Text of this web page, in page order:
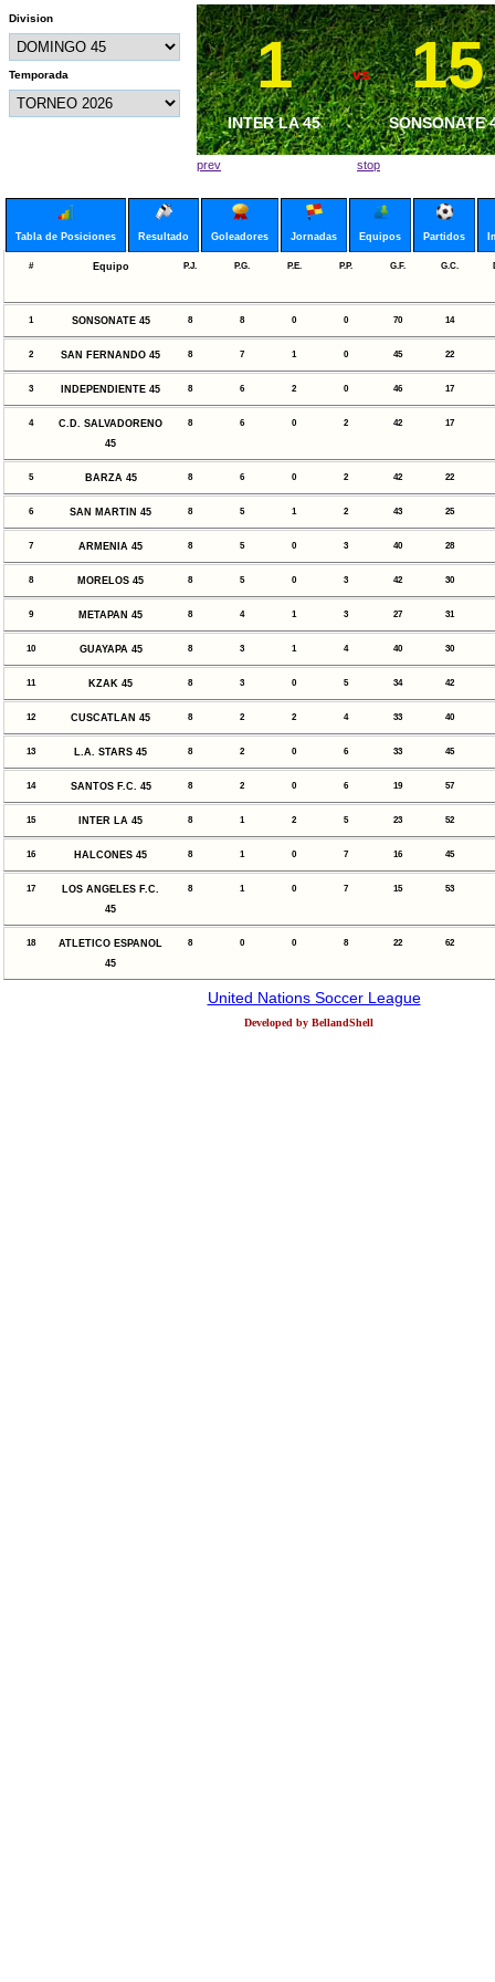
Division
Temporada 1
INTER LA 45
vs 15
SONSONATE
1
METAPAN 45
vs 6
BARZA 45
prev stop
Tabla de Posiciones Resultado Goleadores Jornadas Equipos Partidos
# Equipo P.J. P.G. P.E. P.P. G.F. G.C.
1 SONSONATE 45 8 8 0 0 70 14
2 SAN FERNANDO 45 8 7 1 0 45 22
3 INDEPENDIENTE 45 8 6 2 0 46 17
4
C.D. SALVADORENO
45
8 6 0 2 42 17
5 BARZA 45 8 6 0 2 42 22
6 SAN MARTIN 45 8 5 1 2 43 25
7 ARMENIA 45 8 5 0 3 40 28
8 MORELOS 45 8 5 0 3 42 30
9 METAPAN 45 8 4 1 3 27 31
10 GUAYAPA 45 8 3 1 4 40 30
11 KZAK 45 8 3 0 5 34 42
12 CUSCATLAN 45 8 2 2 4 33 40
13 L.A. STARS 45 8 2 0 6 33 45
14 SANTOS F.C. 45 8 2 0 6 19 57
15 INTER LA 45 8 1 2 5 23 52
16 HALCONES 45 8 1 0 7 16 45
17
LOS ANGELES F.C.
45
8 1 0 7 15 53
18
ATLETICO ESPANOL
45
8 0 0 8 22 62
United Nations Soccer League
Developed by BellandShell